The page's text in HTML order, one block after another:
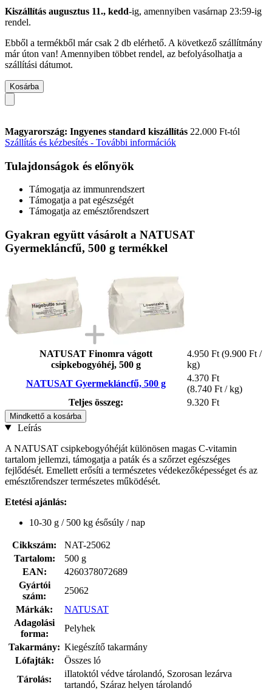
Kiszállítás augusztus 11., kedd-ig, amennyiben vasárnap 23:59-ig
rendel.
Ebből a termékből már csak 2 db elérhető. A következő szállítmány
már úton van! Amennyiben többet rendel, az befolyásolhatja a
szállítási dátumot.
Kosárba
Magyarország: Ingyenes standard kiszállítás 22.000 Ft-tól
Szállítás és kézbesítés - További információk
Tulajdonságok és előnyök
Támogatja az immunrendszert
Támogatja a pat egészségét
Támogatja az emésztőrendszert
Gyakran együtt vásárolt a NATUSAT
Gyermekláncfű, 500 g termékkel
NATUSAT Finomra vágott
csipkebogyóhéj, 500 g
4.950 Ft (9.900 Ft /
kg)
NATUSAT Gyermekláncfű, 500 g
4.370 Ft
(8.740 Ft / kg)
Teljes összeg:
9.320 Ft
Mindkettő a kosárba
Leírás
A NATUSAT csipkebogyóhéját különösen magas C-vitamin
tartalom jellemzi, támogatja a paták és a szőrzet egészséges
fejlődését. Emellett erősíti a természetes védekezőképességet és az
emésztőrendszer természetes működését.
Etetési ajánlás:
10-30 g / 500 kg ésősúly / nap
Cikkszám:
NAT-25062
Tartalom:
500 g
EAN:
4260378072689
Gyártói
szám:
25062
Márkák:
NATUSAT
Adagolási
forma:
Pelyhek
Takarmány: Kiegészítő takarmány
Lófajták:
Összes ló
Tárolás:
iIlatoktól védve tárolandó, Szorosan lezárva
tartandó, Száraz helyen tárolandó